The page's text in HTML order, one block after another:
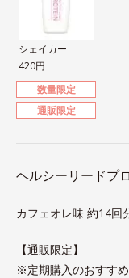
シェイカー
420円
数量限定
通販限定
ヘルシーリードプ
カフェオレ味 約14回
【通販限定】
※定期購入のおすす